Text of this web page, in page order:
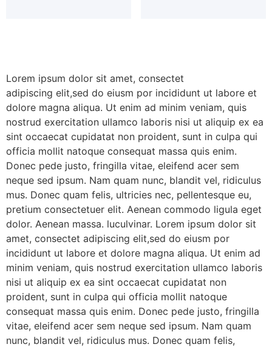
Lorem ipsum dolor sit amet, consectet
adipiscing elit,sed do eiusm por incididunt ut labore et
dolore magna aliqua. Ut enim ad minim veniam, quis
nostrud exercitation ullamco laboris nisi ut aliquip ex ea
sint occaecat cupidatat non proident, sunt in culpa qui
officia mollit natoque consequat massa quis enim.
Donec pede justo, fringilla vitae, eleifend acer sem
neque sed ipsum. Nam quam nunc, blandit vel, ridiculus
mus. Donec quam felis, ultricies nec, pellentesque eu,
pretium consectetuer elit. Aenean commodo ligula eget
dolor. Aenean massa. luculvinar. Lorem ipsum dolor sit
amet, consectet adipiscing elit,sed do eiusm por
incididunt ut labore et dolore magna aliqua. Ut enim ad
minim veniam, quis nostrud exercitation ullamco laboris
nisi ut aliquip ex ea sint occaecat cupidatat non
proident, sunt in culpa qui officia mollit natoque
consequat massa quis enim. Donec pede justo, fringilla
vitae, eleifend acer sem neque sed ipsum. Nam quam
nunc, blandit vel, ridiculus mus. Donec quam felis,